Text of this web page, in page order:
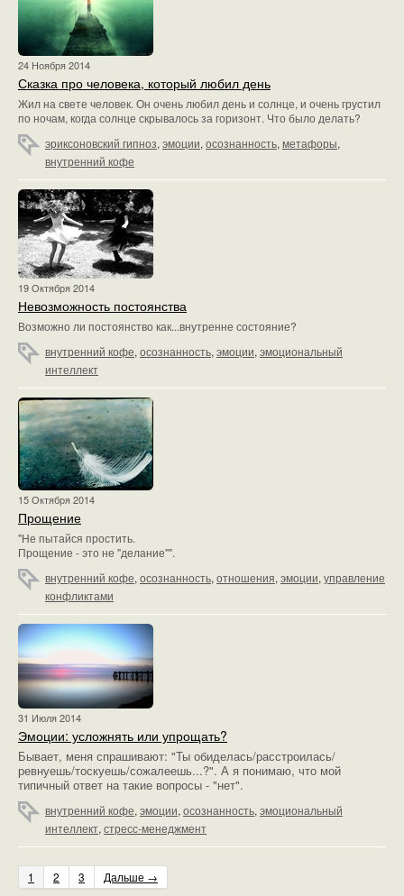
24 Ноября 2014
Сказка про человека, который любил день
Жил на свете человек. Он очень любил день и солнце, и очень грустил
по ночам, когда солнце скрывалось за горизонт. Что было делать?
эриксоновский гипноз, эмоции, осознанность, метафоры,
внутренний кофе
19 Октября 2014
Невозможность постоянства
Возможно ли постоянство как...внутренне состояние?
внутренний кофе, осознанность, эмоции, эмоциональный
интеллект
15 Октября 2014
Прощение
"Не пытайся простить.
Прощение - это не "делание"".
внутренний кофе, осознанность, отношения, эмоции, управление
конфликтами
31 Июля 2014
Эмоции: усложнять или упрощать?
Бывает, меня спрашивают: "Ты обиделась/расстроилась/
ревнуешь/тоскуешь/сожалеешь...?". А я понимаю, что мой
типичный ответ на такие вопросы - "нет".
внутренний кофе, эмоции, осознанность, эмоциональный
интеллект, стресс-менеджмент
1 2 3 Дальше →